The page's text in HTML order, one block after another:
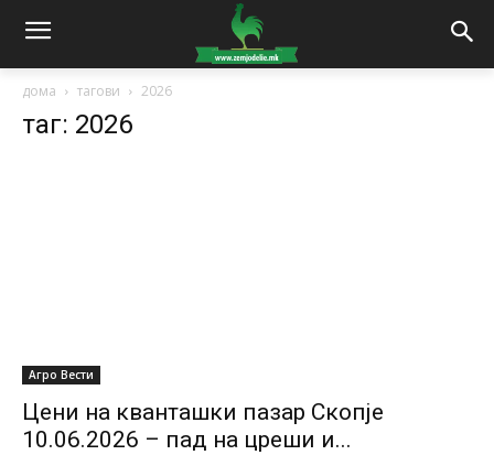
дома тагови 2026
таг: 2026
Агро Вести
Цени на кванташки пазар Скопје
10.06.2026 – пад на цреши и...